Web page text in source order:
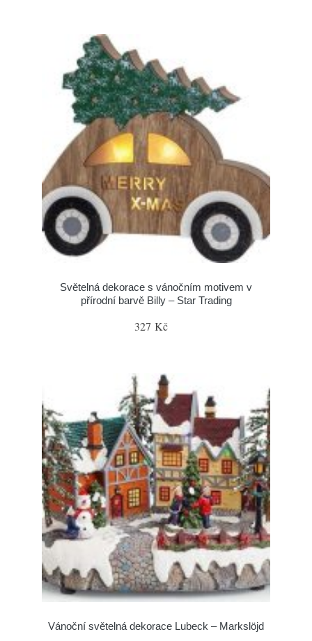
Světelná dekorace s vánočním motivem v
přírodní barvě Billy – Star Trading
327 Kč
Vánoční světelná dekorace Lubeck – Markslöjd